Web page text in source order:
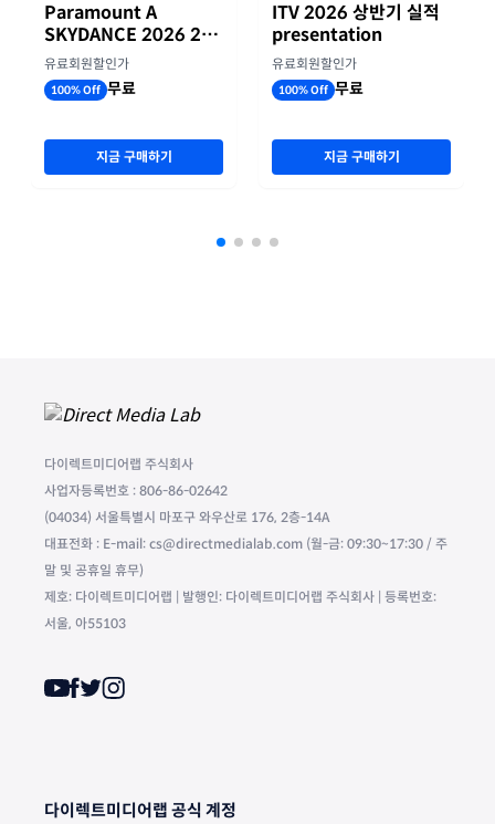
Paramount A
SKYDANCE 2026 2분
기 실적
유료회원할인가
100% Off 무료
지금 구매하기
ITV 2026 상반기 실적
presentation
유료회원할인가
100% Off 무료
지금 구매하기
다이렉트미디어랩 주식회사
사업자등록번호 : 806-86-02642
(04034) 서울특별시 마포구 와우산로 176, 2층-14A
대표전화 : E-mail: cs@directmedialab.com (월-금: 09:30~17:30 / 주
말 및 공휴일 휴무)
제호: 다이렉트미디어랩 | 발행인: 다이렉트미디어랩 주식회사 | 등록번호:
서울, 아55103
다이렉트미디어랩 공식 계정